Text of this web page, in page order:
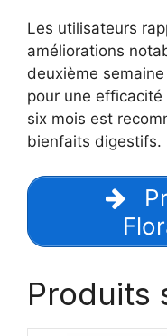
Les utilisateurs
améliorations
deuxième
pour une
six mois est
bienfaits digestifs.
Produits